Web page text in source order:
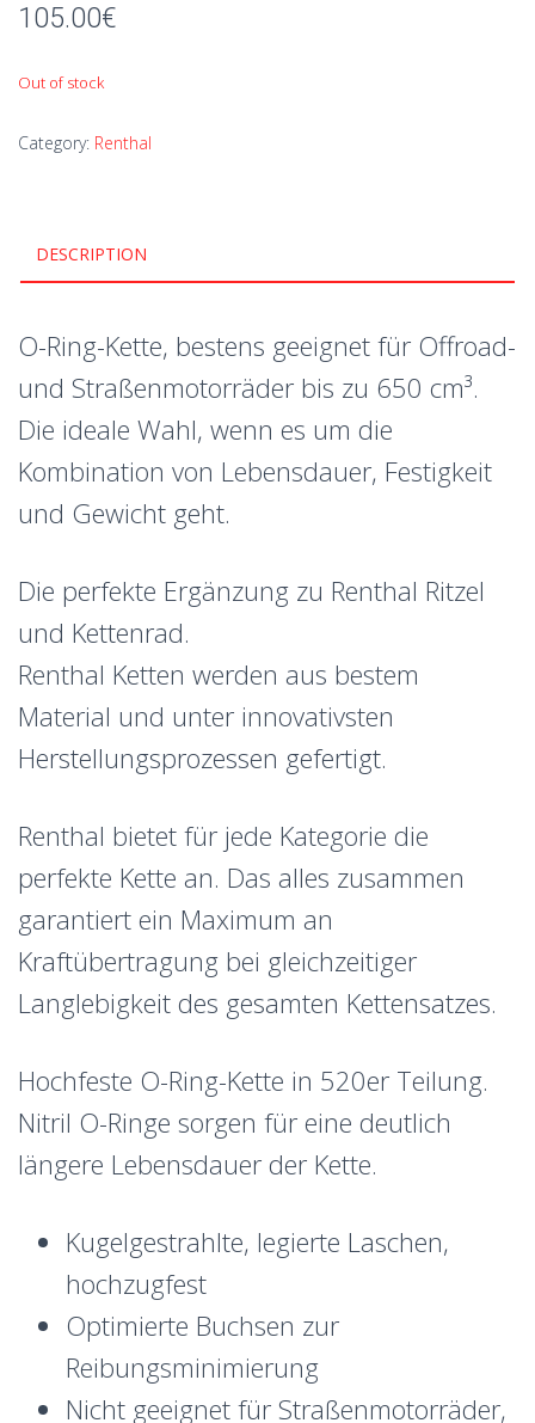
105.00€
Out of stock
Category: Renthal
DESCRIPTION
O-Ring-Kette, bestens geeignet für Offroad-
und Straßenmotorräder bis zu 650 cm³.
Die ideale Wahl, wenn es um die
Kombination von Lebensdauer, Festigkeit
und Gewicht geht.
Die perfekte Ergänzung zu Renthal Ritzel
und Kettenrad.
Renthal Ketten werden aus bestem
Material und unter innovativsten
Herstellungsprozessen gefertigt.
Renthal bietet für jede Kategorie die
perfekte Kette an. Das alles zusammen
garantiert ein Maximum an
Kraftübertragung bei gleichzeitiger
Langlebigkeit des gesamten Kettensatzes.
Hochfeste O-Ring-Kette in 520er Teilung.
Nitril O-Ringe sorgen für eine deutlich
längere Lebensdauer der Kette.
Kugelgestrahlte, legierte Laschen,
hochzugfest
Optimierte Buchsen zur
Reibungsminimierung
Nicht geeignet für Straßenmotorräder,